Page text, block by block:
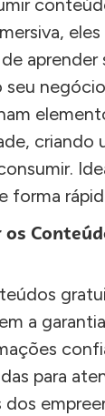
aprender
criando
forma
a
para
dos